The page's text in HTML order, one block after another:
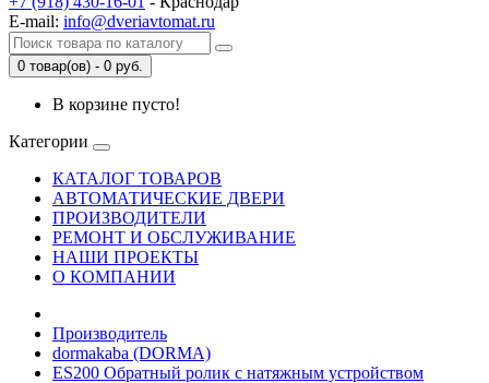
E-mail: info@dveriavtomat.ru
0 товар(ов) - 0 руб.
В корзине пусто!
Категории
КАТАЛОГ ТОВАРОВ
АВТОМАТИЧЕСКИЕ ДВЕРИ
ПРОИЗВОДИТЕЛИ
РЕМОНТ И ОБСЛУЖИВАНИЕ
НАШИ ПРОЕКТЫ
О КОМПАНИИ
Производитель
dormakaba (DORMA)
ES200 Обратный ролик с натяжным устройством